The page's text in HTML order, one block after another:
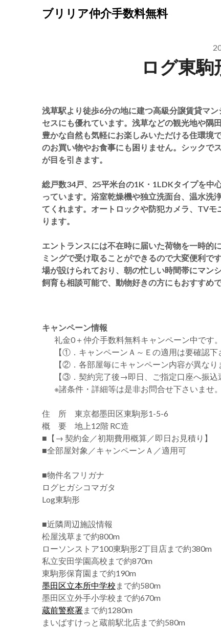
ブリリア仲介手数料無料
ログ東
浅草駅より徒歩6分の地に建つ高級分譲賃貸マ
セスにも優れています。浅草などの観光地や隅
豊かな自然も気軽にお楽しみいただける住環境
のお買い物やお食事にも困りません。シックで
が目を引きます。
総戸数34戸、25平米台の1K・1LDKタイプを中
っています。浴室乾燥機や独立洗面台、温水洗
てくれます。オートロックや防犯カメラ、TV
ります。
エントランスには不在時に届いた荷物を一時的
ミングで受け取ることができるので大変便利で
場が設けられており、朝の忙しい時間帯にマン
飼育も相談可能で、動物好きの方にもおすすめで
キャンペーン情報
礼金0 ＋仲介手数料無料キャンペーン中です。
【①．キャンペーンＡ～Ｅの適用は要確認下
【②．各部屋毎にキャンペーン内容が異なり
【③．契約完了後→即日、ご指定口座へ振込
※諸条件・詳細等は是非お問合せ下さいませ。
住 所 東京都墨田区東駒形1-5-6
概 要 地上12階 RC造
■【→ 契約金／初期費用概算／即日お見積り】
■全部屋対象／キャンペーンＡ／適用可
■物件名フリガナ
ログヒガシコマガタ
Log東駒形
■近隣周辺施設情報
松屋浅草まで約800m
ローソンストア100東駒形2丁目店まで約380m
私立安田学園高校まで約870m
東駒形保育園まで約190m
墨田区立本所中学校 まで約580m
墨田区立外手小学校まで約670m
蔵前警察署まで約1280m
まいばすけっと蔵前駅北店まで約580m